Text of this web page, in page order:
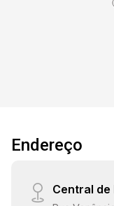
e oeste pela
conectividade
Endereço
Central